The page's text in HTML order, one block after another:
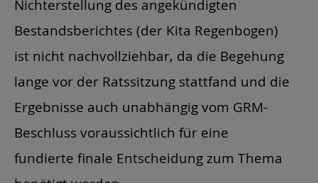
Nichterstellung des angekündigten
Bestandsberichtes (der Kita Regenbogen)
ist nicht nachvollziehbar, da die Begehung
lange vor der Ratssitzung stattfand und die
Ergebnisse auch unabhängig vom GRM-
Beschluss voraussichtlich für eine
fundierte finale Entscheidung zum Thema